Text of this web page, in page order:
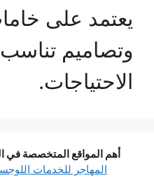
يعتمد على
وتصاميم
الاحتياجات.
أهم المواقع المتخصصة في
المهاجر للخدمات